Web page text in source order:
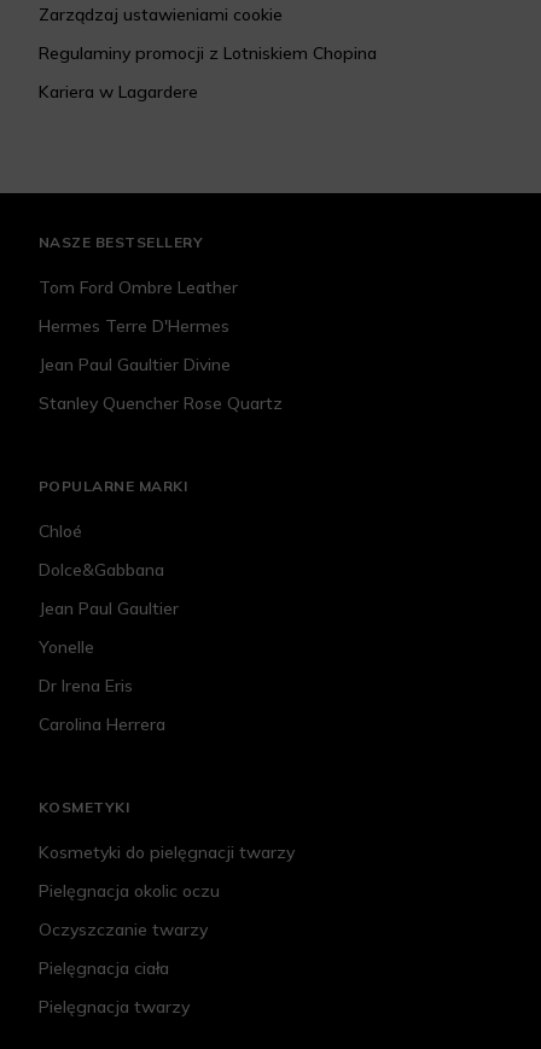
Zarządzaj ustawieniami cookie
Regulaminy promocji z Lotniskiem Chopina
Kariera w Lagardere
NASZE BESTSELLERY
Tom Ford Ombre Leather
Hermes Terre D'Hermes
Jean Paul Gaultier Divine
Stanley Quencher Rose Quartz
POPULARNE MARKI
Chloé
Dolce&Gabbana
Jean Paul Gaultier
Yonelle
Dr Irena Eris
Carolina Herrera
KOSMETYKI
Kosmetyki do pielęgnacji twarzy
Pielęgnacja okolic oczu
Oczyszczanie twarzy
Pielęgnacja ciała
Pielęgnacja twarzy